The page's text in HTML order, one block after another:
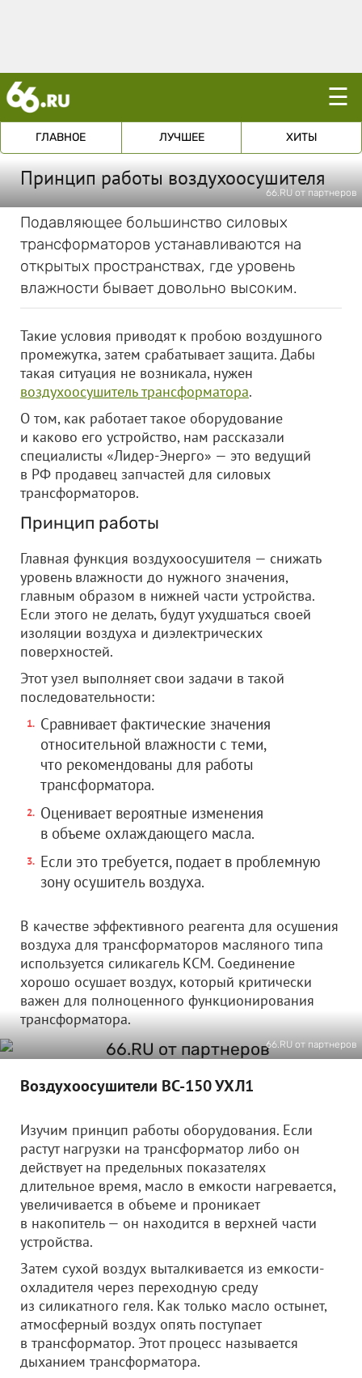
☰
ГЛАВНОЕ ЛУЧШЕЕ ХИТЫ
Принцип работы воздухоосушителя
66.RU от партнеров
Подавляющее большинство силовых
трансформаторов устанавливаются на
открытых пространствах, где уровень
влажности бывает довольно высоким.
Такие условия приводят к пробою воздушного
промежутка, затем срабатывает защита. Дабы
такая ситуация не возникала, нужен
воздухоосушитель трансформатора.
О том, как работает такое оборудование
и каково его устройство, нам рассказали
специалисты «Лидер-Энерго» — это ведущий
в РФ продавец запчастей для силовых
трансформаторов.
Принцип работы
Главная функция воздухоосушителя — снижать
уровень влажности до нужного значения,
главным образом в нижней части устройства.
Если этого не делать, будут ухудшаться своей
изоляции воздуха и диэлектрических
поверхностей.
Этот узел выполняет свои задачи в такой
последовательности:
Сравнивает фактические значения
относительной влажности с теми,
что рекомендованы для работы
трансформатора.
Оценивает вероятные изменения
в объеме охлаждающего масла.
Если это требуется, подает в проблемную
зону осушитель воздуха.
В качестве эффективного реагента для осушения
воздуха для трансформаторов масляного типа
используется силикагель КСМ. Соединение
хорошо осушает воздух, который критически
важен для полноценного функционирования
трансформатора.
66.RU от партнеров
Воздухоосушители ВС-150 УХЛ1
Изучим принцип работы оборудования. Если
растут нагрузки на трансформатор либо он
действует на предельных показателях
длительное время, масло в емкости нагревается,
увеличивается в объеме и проникает
в накопитель — он находится в верхней части
устройства.
Затем сухой воздух выталкивается из емкости-
охладителя через переходную среду
из силикатного геля. Как только масло остынет,
атмосферный воздух опять поступает
в трансформатор. Этот процесс называется
дыханием трансформатора.